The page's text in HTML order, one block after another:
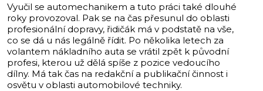
Vyučil se automechanikem a tuto práci také dlouhé
roky provozoval. Pak se na čas přesunul do oblasti
profesionální dopravy, řidičák má v podstatě na vše,
co se dá u nás legálně řídit. Po několika letech za
volantem nákladního auta se vrátil zpět k původní
profesi, kterou už dělá spíše z pozice vedoucího
dílny. Má tak čas na redakční a publikační činnost i
osvětu v oblasti automobilové techniky.